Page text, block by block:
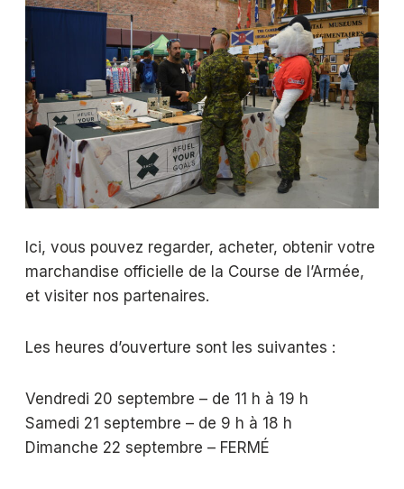
Ici, vous pouvez regarder, acheter, obtenir votre
marchandise officielle de la Course de l’Armée,
et visiter nos partenaires.
Les heures d’ouverture sont les suivantes :
Vendredi 20 septembre – de 11 h à 19 h
Samedi 21 septembre – de 9 h à 18 h
Dimanche 22 septembre – FERMÉ